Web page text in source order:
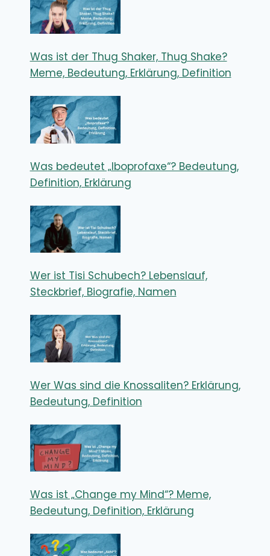
Was ist der Thug Shaker, Thug Shake?
Meme, Bedeutung, Erklärung, Definition
Was bedeutet „Iboprofaxe“? Bedeutung,
Definition, Erklärung
Wer ist Tisi Schubech? Lebenslauf,
Steckbrief, Biografie, Namen
Wer Was sind die Knossaliten? Erklärung,
Bedeutung, Definition
Was ist „Change my Mind“? Meme,
Bedeutung, Definition, Erklärung